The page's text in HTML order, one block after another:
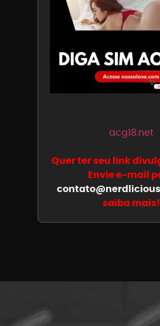
acg18.net
Quer ter seu link
Envie e-mail
saiba mais!